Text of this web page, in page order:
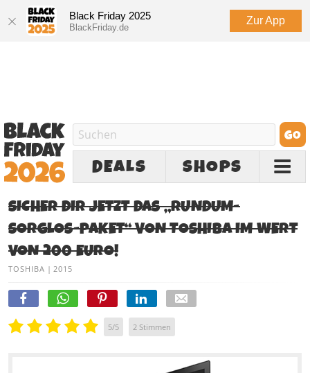
Black Friday 2025
BlackFriday.de
Zur App
DEALS SHOPS
SICHER DIR JETZT DAS „RUNDUM-
SORGLOS-PAKET“ VON TOSHIBA IM WERT
VON 200 EURO!
TOSHIBA | 2015
5/5 2 Stimmen